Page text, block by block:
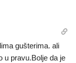
gušterima. ali
u pravu.Bolje da je